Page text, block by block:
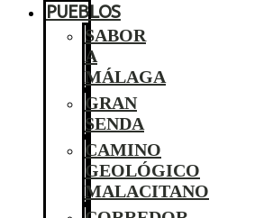
PUEBLOS
SABOR
A
MÁLAGA
GRAN
SENDA
CAMINO
GEOLÓGICO
MALACITANO